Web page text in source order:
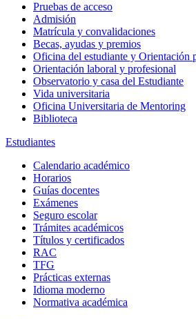
Pruebas de acceso
Admisión
Matrícula y convalidaciones
Becas, ayudas y premios
Oficina del estudiante y Orientación
Orientación laboral y profesional
Observatorio y casa del Estudiante
Vida universitaria
Oficina Universitaria de Mentoring
Biblioteca
Estudiantes
Calendario académico
Horarios
Guías docentes
Exámenes
Seguro escolar
Trámites académicos
Títulos y certificados
RAC
TFG
Prácticas externas
Idioma moderno
Normativa académica